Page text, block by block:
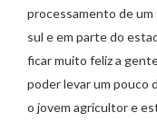
processamento de
sul e em parte do
ficar muito feliz a
poder levar um pouco
o jovem agricultor e